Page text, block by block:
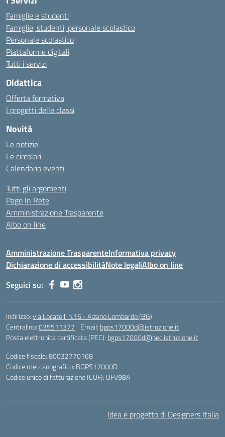
Famiglie e studenti
Famiglie, studenti, personale scolastico
Personale scolastico
Piattaforme digitali
Tutti i servizi
Didattica
Offerta formativa
I progetti delle classi
Novità
Le notizie
Le circolari
Calendario eventi
Tutti gli argomenti
Pago In Rete
Amministrazione Trasparente
Albo on line
Amministrazione TrasparenteInformativa privacy
Dichiarazione di accessibilitàNote legaliAlbo on line
Seguici su:
Indirizzo:via Locatelli n.16 - Alzano Lombardo (BG)
Centralino:035511377 Email: bgps17000d@istruzione.it
Posta elettronica certificata (PEC): bgps17000d@pec.istruzione.it
Codice fiscale: 80032770168
Codice meccanografico: BGPS17000D
Codice unico di fatturazione (CUF): UFV98A
Idea e progetto di Designers Italia